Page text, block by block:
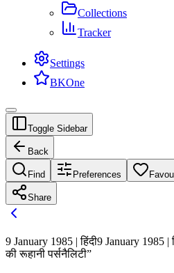
Collections
Tracker
Settings
BKOne
Toggle Sidebar
Back
Find Preferences
Share
9 January 1985 | हिंदी9 January 1985 |
की रूहानी पर्सनैलिटी”